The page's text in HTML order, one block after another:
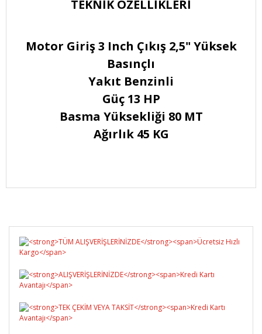
TEKNİK ÖZELLİKLERİ
Motor Giriş 3 Inch Çıkış 2,5" Yüksek
Basınçlı
Yakıt Benzinli
Güç 13 HP
Basma Yüksekliği 80 MT
Ağırlık 45 KG
Yorum Yaz